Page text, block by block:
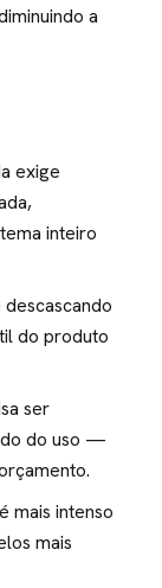
a
exige
inteiro
do produto
ser
do uso —
mais intenso
mais